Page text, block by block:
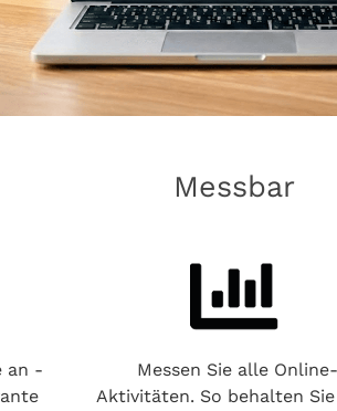
an -
Messbar
Messen Sie alle Online-
Aktivitäten. So behalten